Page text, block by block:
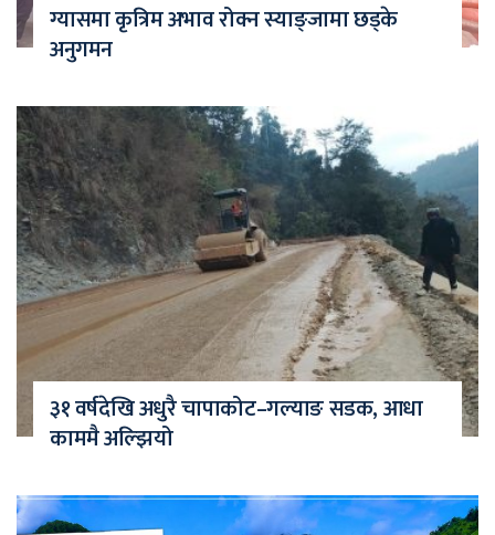
ग्यासमा कृत्रिम अभाव रोक्न स्याङ्जामा छड्के
अनुगमन
३१ वर्षदेखि अधुरै चापाकोट–गल्याङ सडक, आधा
काममै अल्झियो